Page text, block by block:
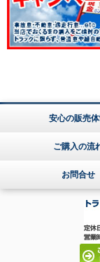
安心の販売体
ご購入の流
お問合せ